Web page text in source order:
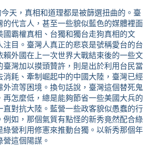
天，真相和道理都是被篩選扭曲的。臺
代言人，甚至一些貌似藍色的媒體裡面
霸權真相、台獨和獨台走狗真相的文
目。臺灣人真正的悲哀是號稱愛台的台
外國在上一次世界大戰結束後的一些文
灣加以摸頭贊許，則是出於利用台民當
耗、牽制崛起中的中國大陸，臺灣已經
流等困境。換句話說，臺灣這個替死鬼
怎麼低，總是能夠節省一些美國大兵的
對抗大陸。藍營一些政客貌似愚蠢的行
如，那個氣質有點怪的新秀竟然配合綠
營利用修憲來推動台獨。以新秀那個年
這個陽謀。